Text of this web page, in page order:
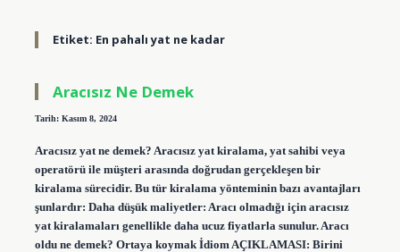
Etiket: En pahalı yat ne kadar
Aracısız Ne Demek
Tarih: Kasım 8, 2024
Aracısız yat ne demek? Aracısız yat kiralama, yat sahibi veya
operatörü ile müşteri arasında doğrudan gerçekleşen bir
kiralama sürecidir. Bu tür kiralama yönteminin bazı avantajları
şunlardır: Daha düşük maliyetler: Aracı olmadığı için aracısız
yat kiralamaları genellikle daha ucuz fiyatlarla sunulur. Aracı
oldu ne demek? Ortaya koymak İdiom AÇIKLAMASI: Birini